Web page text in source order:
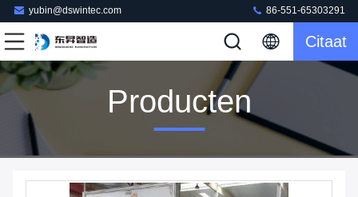
yubin@dswintec.com 86-551-65303291
Citaat
Producten